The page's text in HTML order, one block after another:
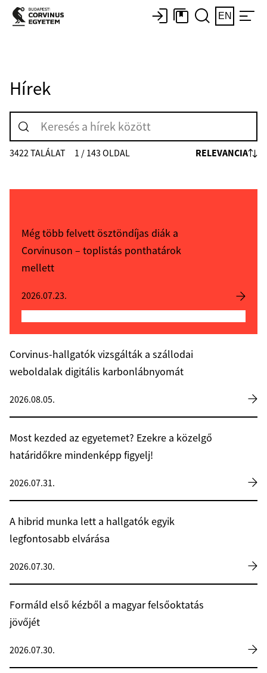
EN
Hírek
3422 TALÁLAT 1 / 143 OLDAL RELEVANCIA
Még több felvett ösztöndíjas diák a
Corvinuson – toplistás ponthatárok
mellett
2026.07.23.
Corvinus-hallgatók vizsgálták a szállodai
weboldalak digitális karbonlábnyomát
2026.08.05.
Most kezded az egyetemet? Ezekre a közelgő
határidőkre mindenképp figyelj!
2026.07.31.
A hibrid munka lett a hallgatók egyik
legfontosabb elvárása
2026.07.30.
Formáld első kézből a magyar felsőoktatás
jövőjét
2026.07.30.